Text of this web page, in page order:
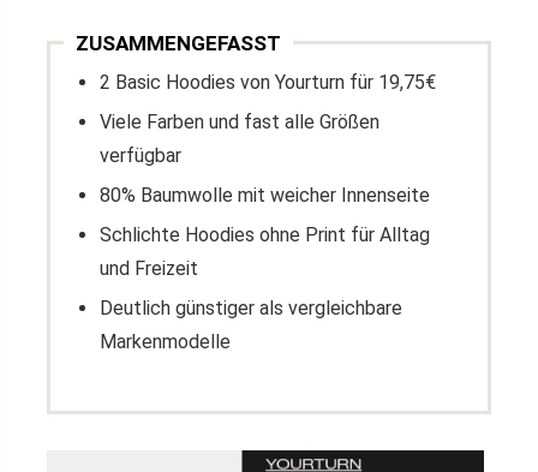
ZUSAMMENGEFASST
2 Basic Hoodies von Yourturn für 19,75€
Viele Farben und fast alle Größen
verfügbar
80% Baumwolle mit weicher Innenseite
Schlichte Hoodies ohne Print für Alltag
und Freizeit
Deutlich günstiger als vergleichbare
Markenmodelle